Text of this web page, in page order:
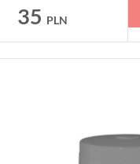
35 PLN